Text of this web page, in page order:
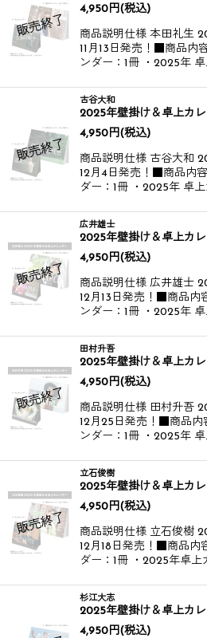
4,950 円(税込)
商品説明仕様 本田礼生
11月13日発売！​ ■商品内
ンダー：1冊 ・2025年
古谷大和
2025年壁掛け＆卓上カ
4,950 円(税込)
商品説明仕様 古谷大和
12月4日発売！​ ​ ■商品内
ダー：1冊 ・2025年 卓
広井雄士
2025年壁掛け＆卓上カ
4,950 円(税込)
商品説明仕様 広井雄士
12月13日発売！​ ■商品内
ンダー：1冊 ・2025年
田村升吾
2025年壁掛け＆卓上カ
4,950 円(税込)
商品説明仕様 田村升吾
12月25日発売！​ ■商品
ンダー：1冊 ・2025年
立石俊樹
2025年壁掛け＆卓上カ
4,950 円(税込)
商品説明仕様 立石俊樹
12月18日発売！​ ■商品内
ダー：1冊 ・2025年卓上
杉江大志
2025年壁掛け＆卓上カ
4,950 円(税込)